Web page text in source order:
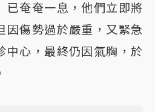
已奄奄一息，他們立即將
因傷勢過於嚴重，又緊急
中心，最終仍因氣胸，於